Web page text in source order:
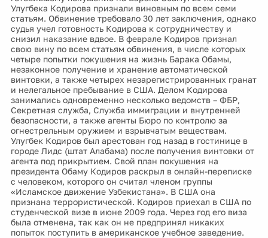
Улугбека Кодирова признали виновным по всем семи
статьям. Обвинение требовало 30 лет заключения, однако
судья учел готовность Кодирова к сотрудничеству и
снизил наказание вдвое. В феврале Кодиров признал
свою вину по всем статьям обвинения, в числе которых
четыре попытки покушения на жизнь Барака Обамы,
незаконное получение и хранение автоматической
винтовки, а также четырех незарегистрированных гранат
и нелегальное пребывание в США. Делом Кодирова
занимались одновременно несколько ведомств – ФБР,
Секретная служба, Служба иммиграции и внутренней
безопасности, а также агенты Бюро по контролю за
огнестрельным оружием и взрывчатым веществам.
Улугбек Кодиров был арестован год назад в гостинице в
городе Лидс (штат Алабама) после получения винтовки от
агента под прикрытием. Свой план покушения на
президента Обаму Кодиров раскрыл в онлайн-переписке
с человеком, которого он считал членом группы
«Исламское движение Узбекистана». В США она
признана террористической. Кодиров приехал в США по
студенческой визе в июне 2009 года. Через год его виза
была отменена, так как он не предпринял никаких
попыток поступить в американское учебное заведение.